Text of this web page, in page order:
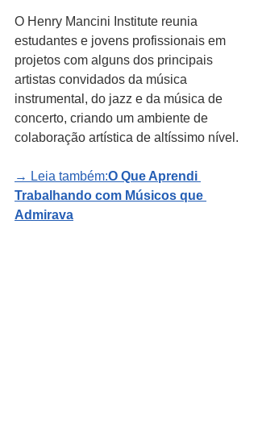
O Henry Mancini Institute reunia
estudantes e jovens profissionais em
projetos com alguns dos principais
artistas convidados da música
instrumental, do jazz e da música de
concerto, criando um ambiente de
colaboração artística de altíssimo nível.
→ Leia também:O Que Aprendi
Trabalhando com Músicos que
Admirava